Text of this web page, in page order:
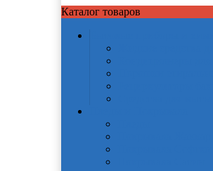
Каталог товаров